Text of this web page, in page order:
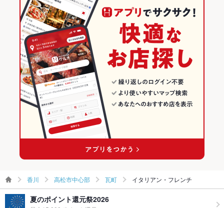
香川 高松市中心部 瓦町 イタリアン・フレンチ
夏のポイント還元祭2026